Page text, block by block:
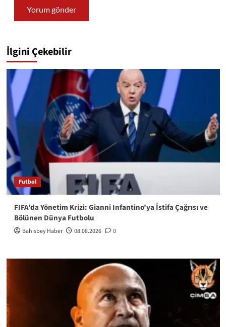
İlgini Çekebilir
Futbol
FIFA’da Yönetim Krizi: Gianni Infantino’ya İstifa Çağrısı ve
Bölünen Dünya Futbolu
Bahisbey Haber 08.08.2026 0